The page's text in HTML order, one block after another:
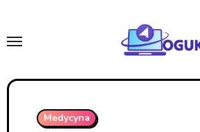
content
Medycyna